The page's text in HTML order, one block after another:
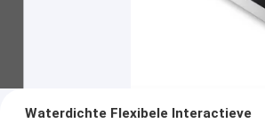
Waterdichte Flexibele Interactieve